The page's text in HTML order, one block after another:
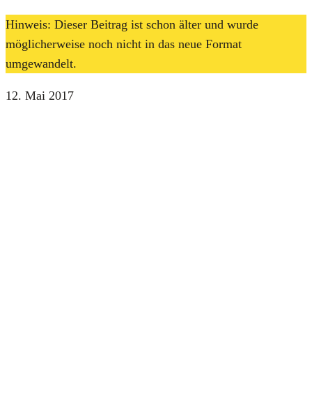
Hinweis: Dieser Beitrag ist schon älter und wurde
möglicherweise noch nicht in das neue Format
umgewandelt.
12. Mai 2017